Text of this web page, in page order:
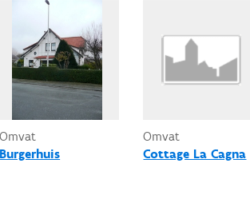
Omvat
Burgerhuis
Omvat
Cottage La Cagna